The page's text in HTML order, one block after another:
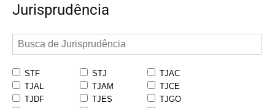
Jurisprudência
STF STJ
TJAC
TJAL
TJAM
TJCE
TJDF
TJES
TJGO